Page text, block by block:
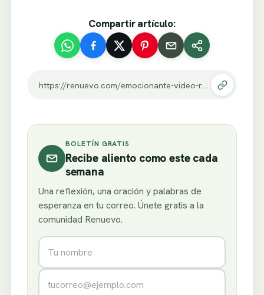
Compartir artículo:
BOLETÍN GRATIS
Recibe aliento como este cada
semana
Una reflexión, una oración y palabras de
esperanza en tu correo. Únete gratis a la
comunidad Renuevo.
Nombre
Correo electrónico